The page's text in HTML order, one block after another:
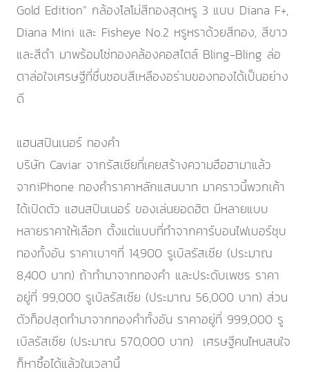
Gold Edition” กล้องโลโม่สีทองสุดหรู 3 แบบ Diana F+,
Diana Mini และ Fisheye No.2 หรูหราด้วยสีทอง, สีขาว
และสีดำ มาพร้อมโซ่ทองคล้องคอสไตล์ Bling-Bling ล่อ
ตาล่อใจเศรษฐีที่ชื่นชอบสีเหลืองอร่ามของทองได้เป็นอย่าง
ดี
แฮนสปินเนอร์ ทองคำ
บริษัท Caviar จากรัสเซียที่เคยสร้างความฮือฮามาแล้ว
จากiPhone ทองคำราคาหลักแสนบาท มาคราวนี้พวกเค้า
ได้เปิดตัว แฮนสปินเนอร์ ของเล่นยอดฮิต มีหลายแบบ
หลายราคาให้เลือก ตั้งแต่แบบที่ทำจากคาร์บอนไฟเบอร์ชุบ
ทองทั้งอัน ราคาเบาๆที่ 14,900 รูเบิลรัสเซีย (ประมาณ
8,400 บาท) ถ้าทำมาจากทองคำ และประดับเพชร ราคา
อยู่ที่ 99,000 รูเบิลรัสเซีย (ประมาณ 56,000 บาท) ส่วน
ตัวท็อปสุดทำมาจากทองคำทั้งอัน ราคาอยู่ที่ 999,000 รู
เบิลรัสเซีย (ประมาณ 570,000 บาท) เศรษฐีคนไหนสนใจ
ก็หาซื้อได้แล้วในเวลานี้